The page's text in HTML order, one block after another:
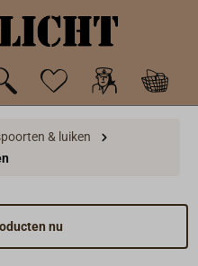
& luiken
nu